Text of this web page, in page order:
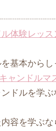
体験レッ
基本から
ャンドルマ
ドルを学ぶ
容を学ぶ